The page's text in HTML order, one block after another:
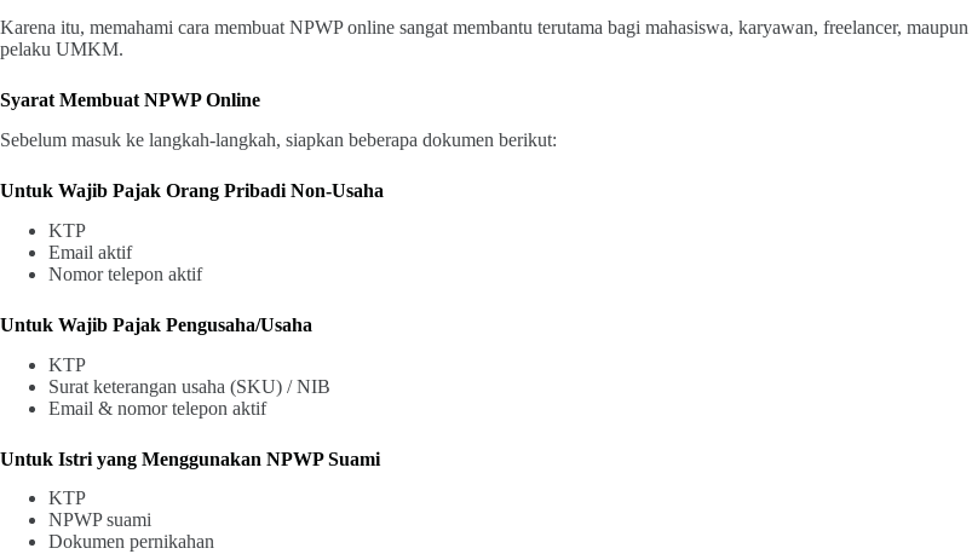
Karena itu, memahami cara membuat NPWP online sangat membantu terutama bagi mahasiswa, karyawan, freelancer, maupun
pelaku UMKM.
Syarat Membuat NPWP Online
Sebelum masuk ke langkah-langkah, siapkan beberapa dokumen berikut:
Untuk Wajib Pajak Orang Pribadi Non-Usaha
KTP
Email aktif
Nomor telepon aktif
Untuk Wajib Pajak Pengusaha/Usaha
KTP
Surat keterangan usaha (SKU) / NIB
Email & nomor telepon aktif
Untuk Istri yang Menggunakan NPWP Suami
KTP
NPWP suami
Dokumen pernikahan